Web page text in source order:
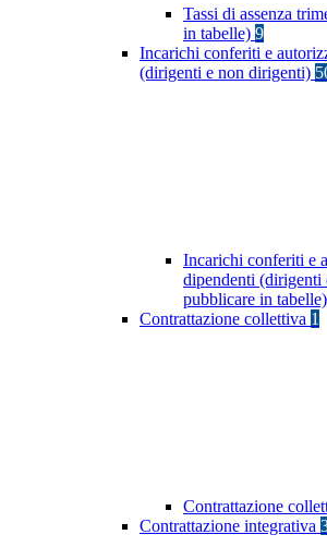
Tassi di assenza
in tabelle) 9
Incarichi conferiti e
(dirigenti e non dirigenti)
Incarichi conferiti e
dipendenti (dirigenti
pubblicare in tabelle)
Contrattazione collettiva 1
Contrattazione
Contrattazione integrativa